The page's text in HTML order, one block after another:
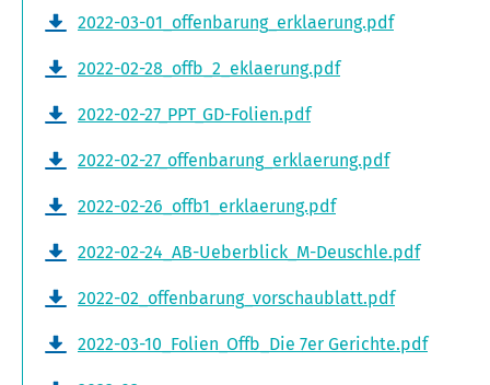
2022-03-01_offenbarung_erklaerung.pdf
2022-02-28_offb_2_eklaerung.pdf
2022-02-27_PPT_GD-Folien.pdf
2022-02-27_offenbarung_erklaerung.pdf
2022-02-26_offb1_erklaerung.pdf
2022-02-24_AB-Ueberblick_M-Deuschle.pdf
2022-02_offenbarung_vorschaublatt.pdf
2022-03-10_Folien_Offb_Die 7er Gerichte.pdf